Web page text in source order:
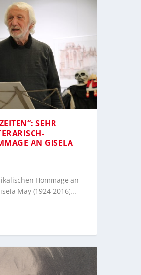
SEHR
AN GISELA
Hommage an
May (1924-2016)...